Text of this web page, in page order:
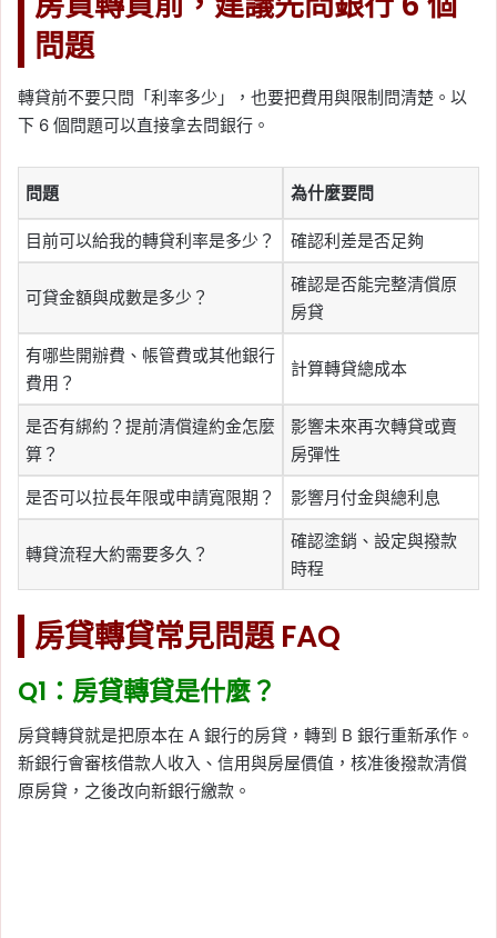
問題
轉貸前不要只問「利率多少」，也要把費用與限制問清楚。以
下 6 個問題可以直接拿去問銀行。
問題 為什麼要問
目前可以給我的轉貸利率是多少？ 確認利差是否足夠
可貸金額與成數是多少？
確認是否能完整清償原
房貸
有哪些開辦費、帳管費或其他銀行
費用？
計算轉貸總成本
是否有綁約？提前清償違約金怎麼
算？
影響未來再次轉貸或賣
房彈性
是否可以拉長年限或申請寬限期？ 影響月付金與總利息
轉貸流程大約需要多久？
確認塗銷、設定與撥款
時程
房貸轉貸常見問題 FAQ
Q1：房貸轉貸是什麼？
房貸轉貸就是把原本在 A 銀行的房貸，轉到 B 銀行重新承作。
新銀行會審核借款人收入、信用與房屋價值，核准後撥款清償
原房貸，之後改向新銀行繳款。